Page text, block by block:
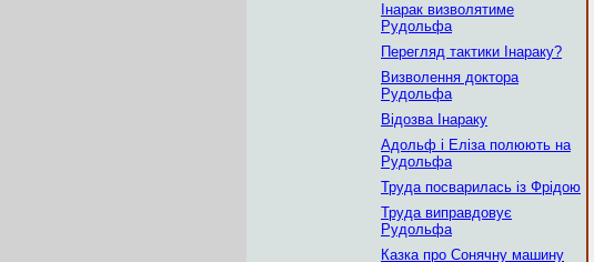
Інарак визволятиме
Рудольфа
Перегляд тактики Інараку?
Визволення доктора
Рудольфа
Відозва Інараку
Адольф і Еліза полюють на
Рудольфа
Труда посварилась із Фрідою
Труда виправдовує
Рудольфа
Казка про Сонячну машину